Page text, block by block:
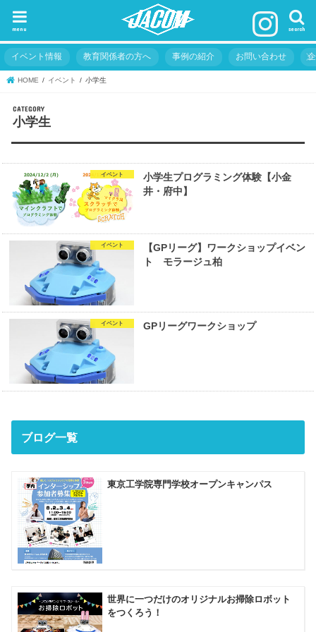
search
menu
イベント情報 教育関係者の方へ 事例の紹介 お問い合わせ
HOME イベント 小学生
小学生
イベント
小学生プログラミング体験【小金
井・府中】
イベント
【GPリーグ】ワークショップイベン
ト モラージュ柏
イベント GPリーグワークショップ
ブログ一覧
東京工学院専門学校オープンキャンパス
世界に一つだけのオリジナルお掃除ロボット
をつくろう！